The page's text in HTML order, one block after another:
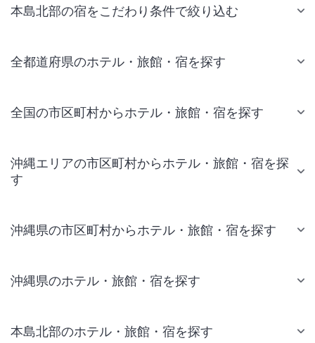
本島北部の宿をこだわり条件で絞り込む
全都道府県のホテル・旅館・宿を探す
全国の市区町村からホテル・旅館・宿を探す
沖縄エリアの市区町村からホテル・旅館・宿を探
す
沖縄県の市区町村からホテル・旅館・宿を探す
沖縄県のホテル・旅館・宿を探す
本島北部のホテル・旅館・宿を探す